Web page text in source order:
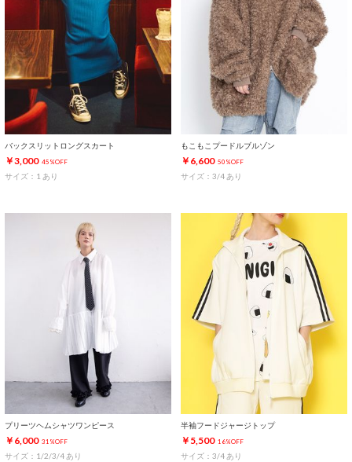
バックスリットロングスカート
￥3,000 45%OFF
サイズ：1 あり
もこもこプードルブルゾン
￥6,600 50%OFF
サイズ：3/4 あり
プリーツヘムシャツワンピース
￥6,000 31%OFF
サイズ：1/2/3/4 あり
半袖フードジャージトップ
￥5,500 16%OFF
サイズ：3/4 あり